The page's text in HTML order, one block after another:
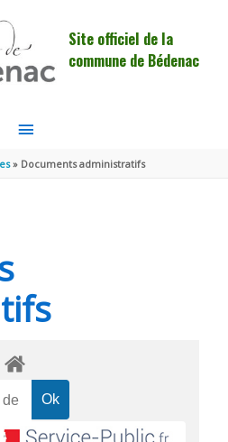
Site officiel de la
commune de Bédenac
MENU
PRINCIPAL
Documents administratifs